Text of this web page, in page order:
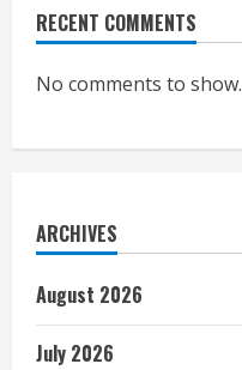
RECENT COMMENTS
No comments to show.
ARCHIVES
August 2026
July 2026